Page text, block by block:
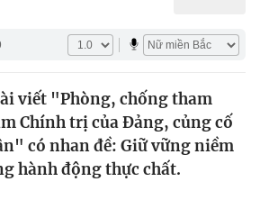
viết "Phòng, chống tham
Chính trị của Đảng, củng cố
có nhan đề: Giữ vững niềm
hành động thực chất.